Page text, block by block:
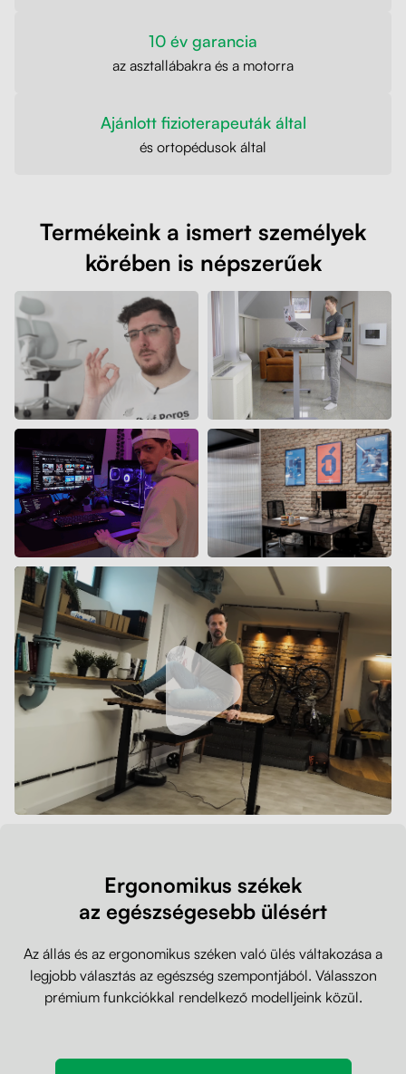
10 év garancia
az asztallábakra és a motorra
Ajánlott fizioterapeuták által
és ortopédusok által
Termékeink a ismert személyek
körében is népszerűek
Ergonomikus székek
az egészségesebb ülésért
Az állás és az ergonomikus széken való ülés váltakozása a
legjobb választás az egészség szempontjából. Válasszon
prémium funkciókkal rendelkező modelljeink közül.